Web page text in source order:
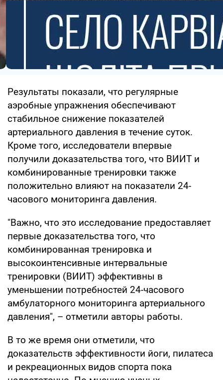
Результаты показали, что регулярные
аэробные упражнения обеспечивают
стабильное снижение показателей
артериального давления в течение суток.
Кроме того, исследователи впервые
получили доказательства того, что ВИИT и
комбинированные тренировки также
положительно влияют на показатели 24-
часового мониторинга давления.
"Важно, что это исследование предоставляет
первые доказательства того, что
комбинированная тренировка и
высокоинтенсивные интервальные
тренировки (ВИИT) эффективны в
уменьшении потребностей 24-часового
амбулаторного мониторинга артериального
давления", – отметили авторы работы.
В то же время они отметили, что
доказательств эффективности йоги, пилатеса
и рекреационных видов спорта пока